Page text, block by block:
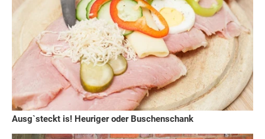
Ausg`steckt is! Heuriger oder Buschenschank